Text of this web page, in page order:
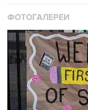
ФОТОГАЛЕРЕИ